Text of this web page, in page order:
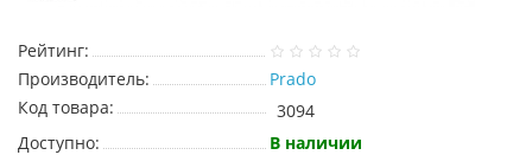
Рейтинг:
Производитель:
Prado
Код товара:
3094
Доступно:
В наличии